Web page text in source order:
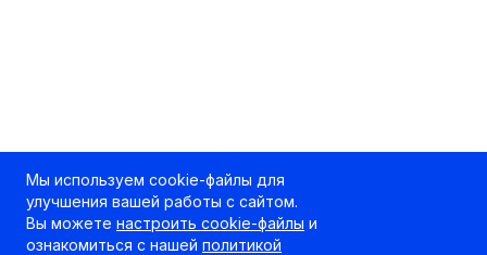
Мы используем cookie-файлы для
улучшения вашей работы с сайтом.
Вы можете настроить cookie-файлы и
ознакомиться с нашей политикой